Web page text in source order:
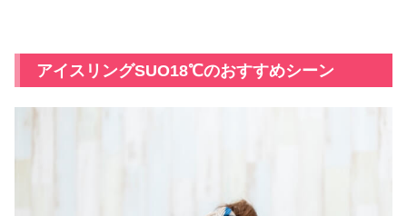
アイスリングSUO18℃のおすすめシーン